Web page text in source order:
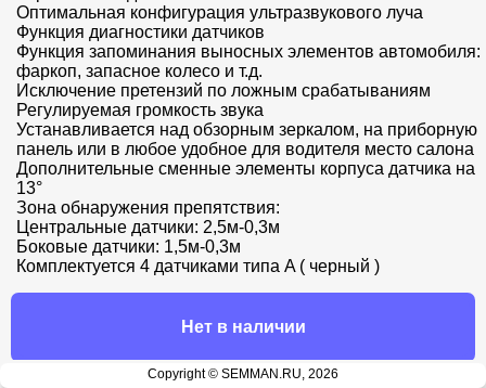
Оптимальная конфигурация ультразвукового луча
Функция диагностики датчиков
Функция запоминания выносных элементов автомобиля:
фаркоп, запасное колесо и т.д.
Исключение претензий по ложным срабатываниям
Регулируемая громкость звука
Устанавливается над обзорным зеркалом, на приборную
панель или в любое удобное для водителя место салона
Дополнительные сменные элементы корпуса датчика на
13°
Зона обнаружения препятствия:
Центральные датчики: 2,5м-0,3м
Боковые датчики: 1,5м-0,3м
Комплектуется 4 датчиками типа A ( черный )
Нет в наличии
Copyright © SEMMAN.RU, 2026